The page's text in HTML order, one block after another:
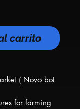
carrito
( Novo bot
for farming